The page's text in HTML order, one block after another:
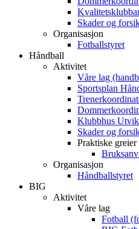
Skader og
Organisasjon
Fotballstyret
Håndball
Aktivitet
Våre lag
Sportsplan
Klubbhus
Skader og
Praktiske greier
Organisasjon
Håndballstyret
BIG
Aktivitet
Våre lag
Fotball